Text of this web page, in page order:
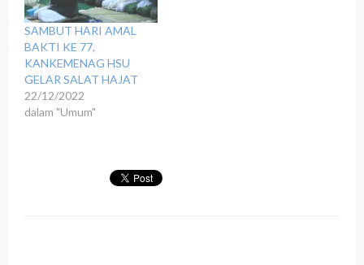
SAMBUT HARI AMAL
BAKTI KE 77,
KANKEMENAG HSU
GELAR SALAT HAJAT
22/12/2022
dalam "Umum"